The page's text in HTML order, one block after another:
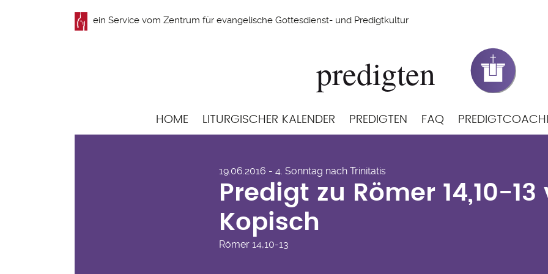
ein Service vom Zentrum für evangelische Gottesdienst- und Predigtkultur
Hauptnavigation
HOME LITURGISCHER KALENDER PREDIGTEN FAQ
Kopisch
19.06.2016 - 4. Sonntag nach Trinitatis
Predigt zu Römer 14,10-
Kopisch
Römer 14,10-13